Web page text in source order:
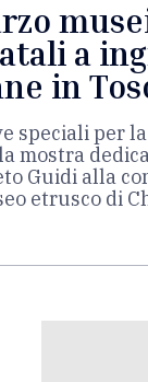
a
in
speciali per
mostra
Guidi alla
etrusco di